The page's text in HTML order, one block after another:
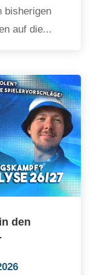
bisherigen
auf die...
den